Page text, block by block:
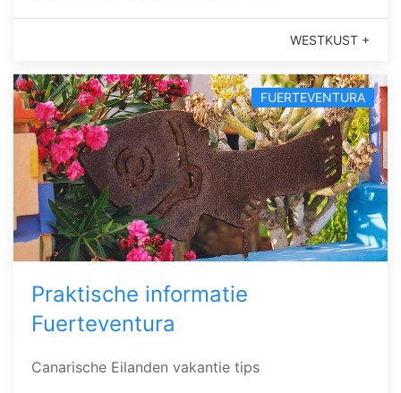
WESTKUST +
FUERTEVENTURA
Praktische informatie
Fuerteventura
Canarische Eilanden vakantie tips